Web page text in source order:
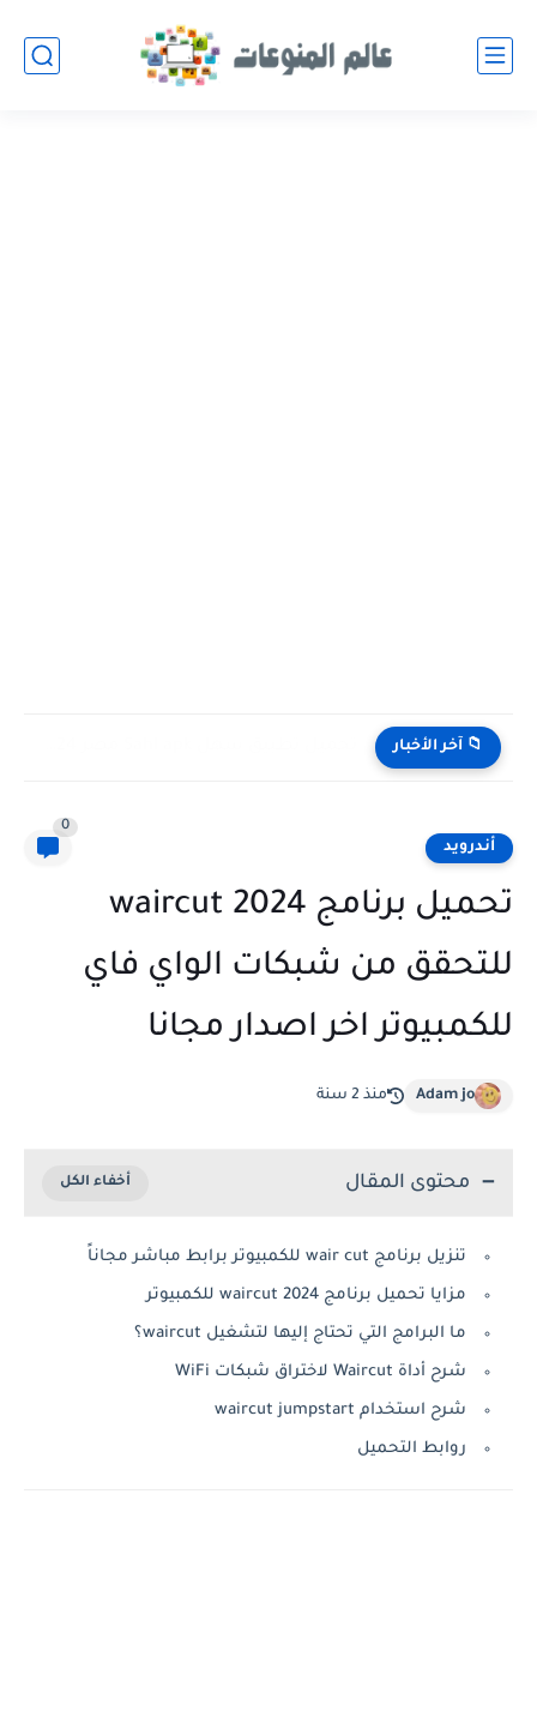
📁 آخر الأخبار
أندرويد
0
تحميل برنامج waircut 2024
للتحقق من شبكات الواي فاي
للكمبيوتر اخر اصدار مجانا
Adam jo منذ 2 سنة
محتوى المقال
تنزيل برنامج wair cut للكمبيوتر برابط مباشر مجاناً
مزايا تحميل برنامج waircut 2024 للكمبيوتر
ما البرامج التي تحتاج إليها لتشغيل waircut؟
شرح أداة Waircut لاختراق شبكات WiFi
شرح استخدام waircut jumpstart
روابط التحميل